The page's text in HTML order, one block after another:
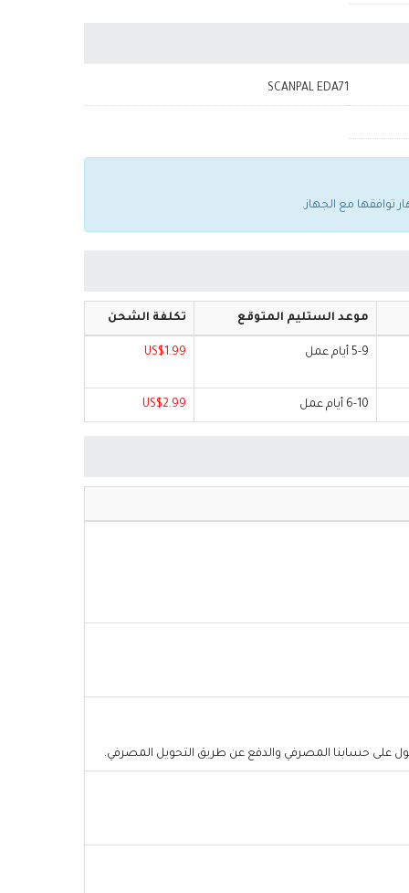
SCANPAL EDA71
موعد الستليم المتوقع تكلفة الشحن
5-9 أيام عمل US$1.99
6-10 أيام عمل US$2.99